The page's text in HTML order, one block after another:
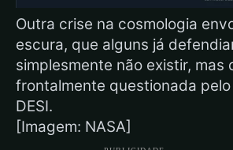
Outra crise na cosmologia
escura, que alguns já
simplesmente não existir, mas
frontalmente questionada
DESI.
[Imagem: NASA]